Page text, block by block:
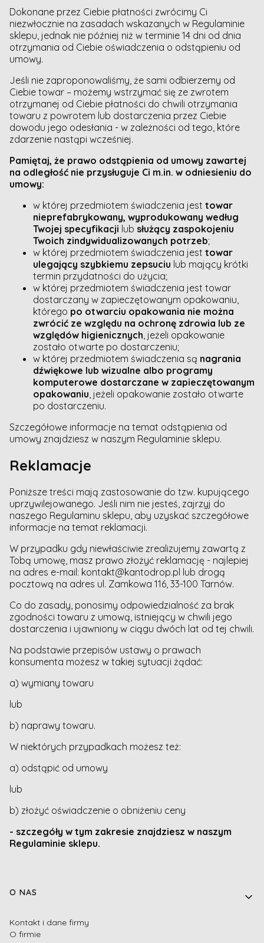
Dokonane przez Ciebie płatności zwrócimy Ci
niezwłocznie na zasadach wskazanych w Regulaminie
sklepu, jednak nie później niż w terminie 14 dni od dnia
otrzymania od Ciebie oświadczenia o odstąpieniu od
umowy.
Jeśli nie zaproponowaliśmy, że sami odbierzemy od
Ciebie towar – możemy wstrzymać się ze zwrotem
otrzymanej od Ciebie płatności do chwili otrzymania
towaru z powrotem lub dostarczenia przez Ciebie
dowodu jego odesłania - w zależności od tego, które
zdarzenie nastąpi wcześniej.
Pamiętaj, że prawo odstąpienia od umowy zawartej
na odległość nie przysługuje Ci m.in. w odniesieniu do
umowy:
w której przedmiotem świadczenia jest towar
nieprefabrykowany, wyprodukowany według
Twojej specyfikacji lub służący zaspokojeniu
Twoich zindywidualizowanych potrzeb;
w której przedmiotem świadczenia jest towar
ulegający szybkiemu zepsuciu lub mający krótki
termin przydatności do użycia;
w której przedmiotem świadczenia jest towar
dostarczany w zapieczętowanym opakowaniu,
którego po otwarciu opakowania nie można
zwrócić ze względu na ochronę zdrowia lub ze
względów higienicznych , jeżeli opakowanie
zostało otwarte po dostarczeniu;
w której przedmiotem świadczenia są nagrania
dźwiękowe lub wizualne albo programy
komputerowe dostarczane w zapieczętowanym
opakowaniu , jeżeli opakowanie zostało otwarte
po dostarczeniu.
Szczegółowe informacje na temat odstąpienia od
umowy znajdziesz w naszym Regulaminie sklepu.
Reklamacje
Poniższe treści mają zastosowanie do tzw. kupującego
uprzywilejowanego. Jeśli nim nie jesteś, zajrzyj do
naszego Regulaminu sklepu, aby uzyskać szczegółowe
informacje na temat reklamacji.
W przypadku gdy niewłaściwie zrealizujemy zawartą z
Tobą umowę, masz prawo złożyć reklamację - najlepiej
na adres e-mail: kontakt@kantodrop.pl lub drogą
pocztową na adres ul. Zamkowa 116, 33-100 Tarnów.
Co do zasady, ponosimy odpowiedzialność za brak
zgodności towaru z umową, istniejący w chwili jego
dostarczenia i ujawniony w ciągu dwóch lat od tej chwili.
Na podstawie przepisów ustawy o prawach
konsumenta możesz w takiej sytuacji żądać:
a) wymiany towaru
lub
b) naprawy towaru.
W niektórych przypadkach możesz też:
a) odstąpić od umowy
lub
b) złożyć oświadczenie o obniżeniu ceny
- szczegóły w tym zakresie znajdziesz w naszym
Regulaminie sklepu.
Linki w stopce
O NAS
Kontakt i dane firmy
O firmie